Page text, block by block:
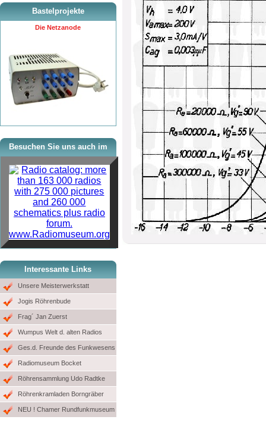
Bastelprojekte
Die Netzanode
Besuchen Sie uns auch im
www.Radiomuseum.org
Interessante Links
Unsere Meisterwerkstatt
Jogis Röhrenbude
Frag´ Jan Zuerst
Wumpus Welt d. alten Radios
Ges.d. Freunde des Funkwesens
Radiomuseum Bocket
Röhrensammlung Udo Radtke
Röhrenkramladen Borngräber
NEU ! Chamer Rundfunkmuseum